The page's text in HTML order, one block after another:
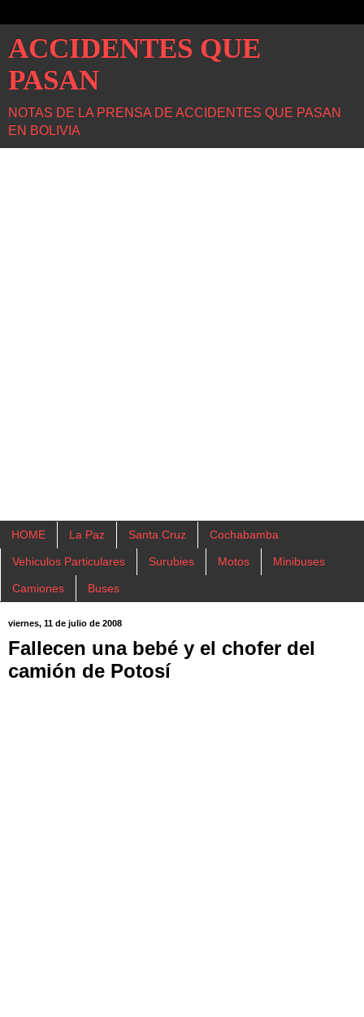
ACCIDENTES QUE
PASAN
NOTAS DE LA PRENSA DE ACCIDENTES QUE PASAN
EN BOLIVIA
HOME La Paz Santa Cruz Cochabamba
Vehiculos Particulares Surubies Motos Minibuses
Camiones Buses
viernes, 11 de julio de 2008
Fallecen una bebé y el chofer del
camión de Potosí